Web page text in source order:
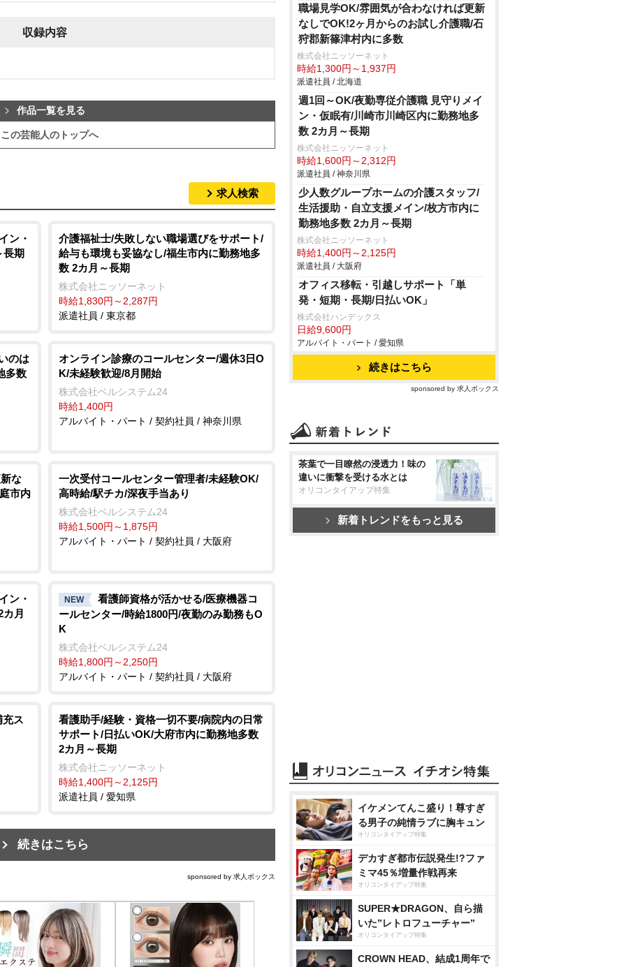
収録内容
作品一覧を見る
この芸能人のトップへ
求人検索
ン・
長期
介護福祉士/失敗しない職場選びをサポート/
給与も環境も妥協なし/福生市内に勤務地多
数 2カ月～長期
株式会社ニッソーネット
時給1,830円～2,287円
派遣社員 / 東京都
のは
多数
オンライン診療のコールセンター/週休3日O
K/未経験歓迎/8月開始
株式会社ベルシステム24
時給1,400円
アルバイト・パート / 契約社員 / 神奈川県
な
市内
一次受付コールセンター管理者/未経験OK/
高時給/駅チカ/深夜手当あり
株式会社ベルシステム24
時給1,500円～1,875円
アルバイト・パート / 契約社員 / 大阪府
ン・
月
NEW
看護師資格が活かせる/医療機器コ
ールセンター/時給1800円/夜勤のみ勤務もO
K
株式会社ベルシステム24
時給1,800円～2,250円
アルバイト・パート / 契約社員 / 大阪府
ス
看護助手/経験・資格一切不要/病院内の日常
サポート/日払いOK/大府市内に勤務地多数
2カ月～長期
株式会社ニッソーネット
時給1,400円～2,125円
派遣社員 / 愛知県
続きはこちら
sponsored by 求人ボックス
職場見学OK/雰囲気が合わなければ更新
なしでOK!2ヶ月からのお試し介護職/石
狩郡新篠津村内に多数
株式会社ニッソーネット
時給1,300円～1,937円
派遣社員 / 北海道
週1回～OK/夜勤専従介護職 見守りメイ
ン・仮眠有/川崎市川崎区内に勤務地多
数 2カ月～長期
株式会社ニッソーネット
時給1,600円～2,312円
派遣社員 / 神奈川県
少人数グループホームの介護スタッフ/
生活援助・自立支援メイン/枚方市内に
勤務地多数 2カ月～長期
株式会社ニッソーネット
時給1,400円～2,125円
派遣社員 / 大阪府
オフィス移転・引越しサポート「単
発・短期・長期/日払いOK」
株式会社ハンデックス
日給9,600円
アルバイト・パート / 愛知県
続きはこちら
sponsored by 求人ボックス
茶葉で一目瞭然の浸透力！味の
違いに衝撃を受ける水とは
オリコンタイアップ特集
新着トレンドをもっと見る
イケメンてんこ盛り！尊すぎ
る男子の純情ラブに胸キュン
オリコンタイアップ特集
デカすぎ都市伝説発生!?ファ
ミマ45％増量作戦再来
オリコンタイアップ特集
SUPER★DRAGON、自ら描
いた”レトロフューチャー”
オリコンタイアップ特集
CROWN HEAD、結成1周年で